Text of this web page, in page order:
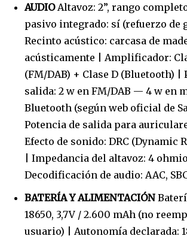
AUDIOAltavoz: 2”, rango
pasivo integrado: sí (refuerzo de
Recinto acústico: carcasa de
acústicamente | Amplificador:
(FM/DAB) + Clase D (Bluetooth) |
salida: 2 w en FM/DAB — 4 w en
Bluetooth (según web oficial de
Potencia de salida para
Efecto de sonido: DRC (Dynamic
| Impedancia del altavoz: 4
Decodificación de audio: AAC,
BATERÍA Y ALIMENTACIÓN
18650, 3,7V / 2.600 mAh (no
usuario) | Autonomía declarada: